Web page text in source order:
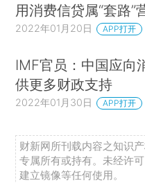
用消费信贷属“套路”
2022年01月20日 APP打开
IMF官员：中国应向
供更多财政支持
2022年01月30日 APP打开
财新网所刊载内容之知识
专属所有或持有。未经许
建立镜像等任何使用。